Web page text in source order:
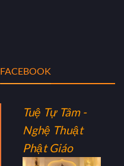
FACEBOOK
Tuệ Tự Tâm -
Nghệ Thuật
Phật Giáo